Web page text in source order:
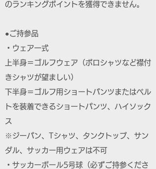
のランキングポイントを獲得できません。
●ご持参品
・ウェア一式
上半身＝ゴルフウェア（ポロシャツなど襟付
きシャツが望ましい）
下半身＝ゴルフ用ショートパンツまたはベル
トを装着できるショートパンツ、ハイソック
ス
※ジーパン、Tシャツ、タンクトップ、サン
ダル、サッカー用ウェアは不可
・サッカーボール5号球（必ずご持参くださ